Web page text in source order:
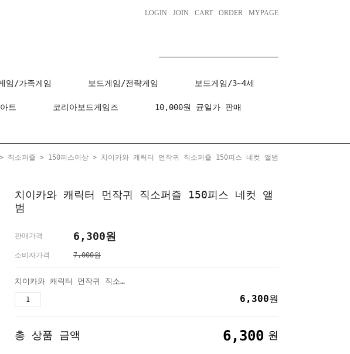
LOGIN JOIN CART ORDER MYPAGE
임/가족게임 보드게임/전략게임 보드게임/3~4세
트 코리아보드게임즈 10,000원 균일가 판매
> 직소퍼즐 > 150피스이상 > 치이카와 캐릭터 먼작귀 직소퍼즐 150피스 네컷 앨범
치이카와 캐릭터 먼작귀 직소퍼즐 150피스 네컷 앨
범
판매가격 6,300원
소비자가격 7,000원
치이카와 캐릭터 먼작귀 직소퍼즐 150피스 네컷 앨범
6,300원
총 상품 금액 6,300 원